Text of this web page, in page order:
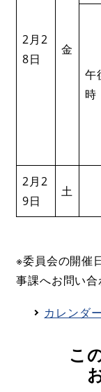
2月2
8日
金
午
時
2月2
9日
土
※委員会の開催
事課へお問い合
カレンダ
こ